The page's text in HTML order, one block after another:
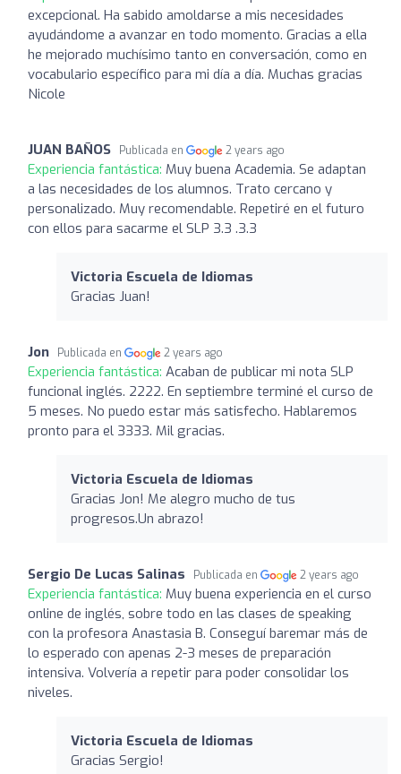
excepcional. Ha sabido amoldarse a mis necesidades
ayudándome a avanzar en todo momento. Gracias a ella
he mejorado muchísimo tanto en conversación, como en
vocabulario específico para mi día a día. Muchas gracias
Nicole
JUAN BAÑOS Publicada en 2 years ago
Experiencia fantástica: Muy buena Academia. Se adaptan
a las necesidades de los alumnos. Trato cercano y
personalizado. Muy recomendable. Repetiré en el futuro
con ellos para sacarme el SLP 3.3 .3.3
Victoria Escuela de Idiomas
Gracias Juan!
Jon Publicada en 2 years ago
Experiencia fantástica: Acaban de publicar mi nota SLP
funcional inglés. 2222. En septiembre terminé el curso de
5 meses. No puedo estar más satisfecho. Hablaremos
pronto para el 3333. Mil gracias.
Victoria Escuela de Idiomas
Gracias Jon! Me alegro mucho de tus
progresos.Un abrazo!
Sergio De Lucas Salinas Publicada en 2 years ago
Experiencia fantástica: Muy buena experiencia en el curso
online de inglés, sobre todo en las clases de speaking
con la profesora Anastasia B. Conseguí baremar más de
lo esperado con apenas 2-3 meses de preparación
intensiva. Volvería a repetir para poder consolidar los
niveles.
Victoria Escuela de Idiomas
Gracias Sergio!